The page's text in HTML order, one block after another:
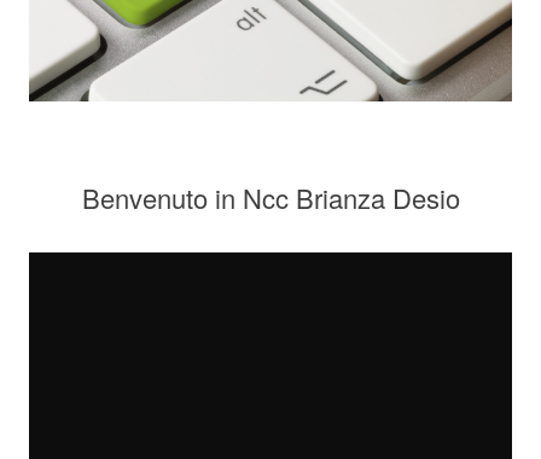
Benvenuto in Ncc Brianza Desio